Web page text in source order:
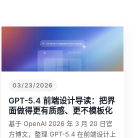
03/23/2026
GPT-5.4 前端设计导读：把界
面做得更有质感、更不模板化
基于 OpenAI 2026 年 3 月 20 日官
方博文，整理 GPT-5.4 在前端设计上